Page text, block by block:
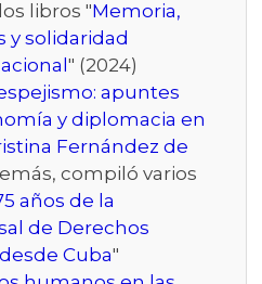
libros "Memoria,
y solidaridad
" (2024)
apuntes
y diplomacia en
Fernández de
compiló varios
años de la
de Derechos
Cuba"